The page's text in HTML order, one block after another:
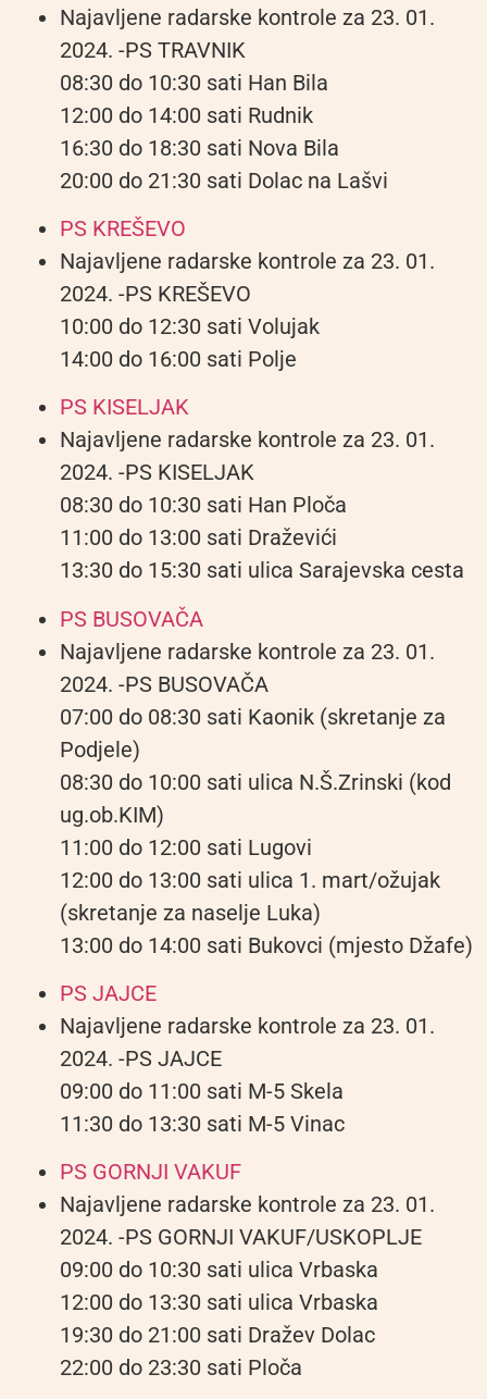
Najavljene radarske kontrole za 23. 01.
2024. -PS TRAVNIK
08:30 do 10:30 sati Han Bila
12:00 do 14:00 sati Rudnik
16:30 do 18:30 sati Nova Bila
20:00 do 21:30 sati Dolac na Lašvi
PS KREŠEVO
Najavljene radarske kontrole za 23. 01.
2024. -PS KREŠEVO
10:00 do 12:30 sati Volujak
14:00 do 16:00 sati Polje
PS KISELJAK
Najavljene radarske kontrole za 23. 01.
2024. -PS KISELJAK
08:30 do 10:30 sati Han Ploča
11:00 do 13:00 sati Draževići
13:30 do 15:30 sati ulica Sarajevska cesta
PS BUSOVAČA
Najavljene radarske kontrole za 23. 01.
2024. -PS BUSOVAČA
07:00 do 08:30 sati Kaonik (skretanje za
Podjele)
08:30 do 10:00 sati ulica N.Š.Zrinski (kod
ug.ob.KIM)
11:00 do 12:00 sati Lugovi
12:00 do 13:00 sati ulica 1. mart/ožujak
(skretanje za naselje Luka)
13:00 do 14:00 sati Bukovci (mjesto Džafe)
PS JAJCE
Najavljene radarske kontrole za 23. 01.
2024. -PS JAJCE
09:00 do 11:00 sati M-5 Skela
11:30 do 13:30 sati M-5 Vinac
PS GORNJI VAKUF
Najavljene radarske kontrole za 23. 01.
2024. -PS GORNJI VAKUF/USKOPLJE
09:00 do 10:30 sati ulica Vrbaska
12:00 do 13:30 sati ulica Vrbaska
19:30 do 21:00 sati Dražev Dolac
22:00 do 23:30 sati Ploča